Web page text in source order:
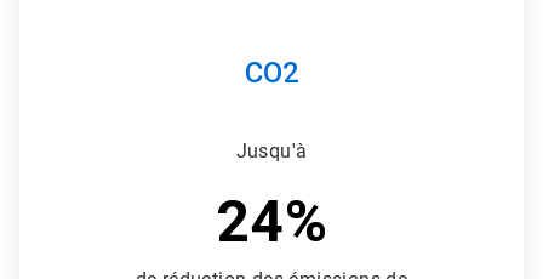
CO2
Jusqu'à
24%